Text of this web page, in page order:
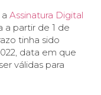
Assinatura Digital
a partir de 1 de
tinha sido
data em que
válidas para